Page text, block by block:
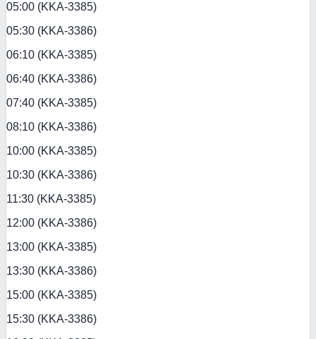
05:00 (KKA-3385)
05:30 (KKA-3386)
06:10 (KKA-3385)
06:40 (KKA-3386)
07:40 (KKA-3385)
08:10 (KKA-3386)
10:00 (KKA-3385)
10:30 (KKA-3386)
11:30 (KKA-3385)
12:00 (KKA-3386)
13:00 (KKA-3385)
13:30 (KKA-3386)
15:00 (KKA-3385)
15:30 (KKA-3386)